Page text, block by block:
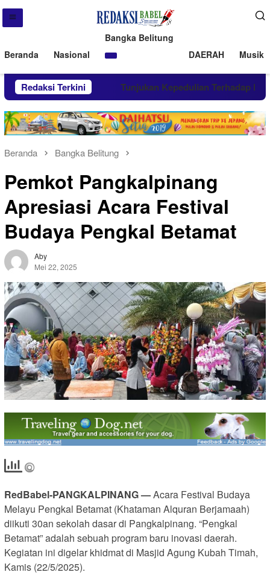
Beranda Nasional
Bangka Belitung
DAERAH
Musik
Redaksi Terkini
Lomba MTQ Tunjukan Kepedulian Terhadap
Beranda Bangka Belitung
Pemkot Pangkalpinang
Apresiasi Acara Festival
Budaya Pengkal Betamat
Aby
Mei 22, 2025
RedBabel-PANGKALPINANG —Acara Festival Budaya
Melayu Pengkal Betamat (Khataman Alquran Berjamaah)
diikuti 30an sekolah dasar di Pangkalpinang. “Pengkal
Betamat” adalah sebuah program baru inovasi daerah.
Kegiatan ini digelar khidmat di Masjid Agung Kubah Timah,
Kamis (22/5/2025).